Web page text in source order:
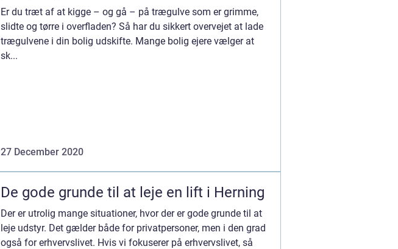
Er du træt af at kigge – og gå – på trægulve som er grimme,
slidte og tørre i overfladen? Så har du sikkert overvejet at lade
trægulvene i din bolig udskifte. Mange bolig ejere vælger at
sk...
27 December 2020
De gode grunde til at leje en lift i Herning
Der er utrolig mange situationer, hvor der er gode grunde til at
leje udstyr. Det gælder både for privatpersoner, men i den grad
også for erhvervslivet. Hvis vi fokuserer på erhvervslivet, så